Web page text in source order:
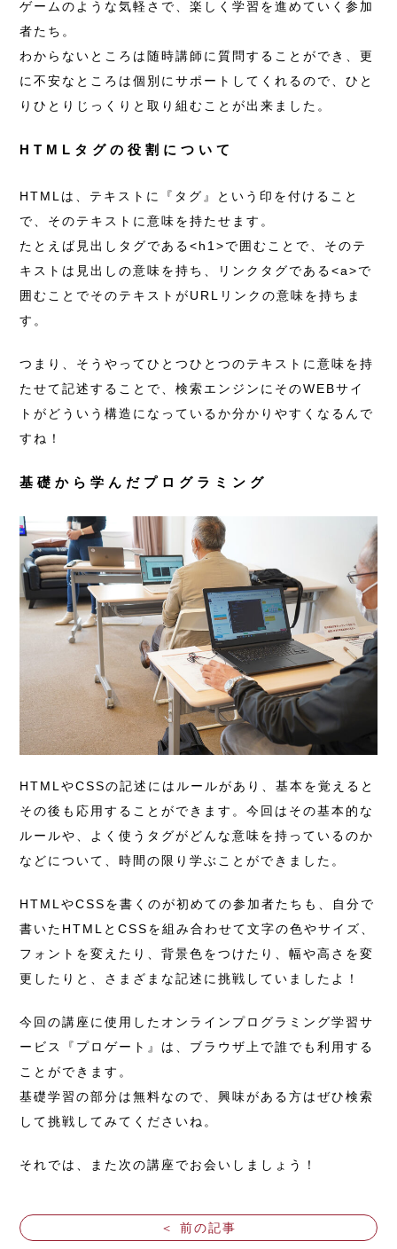
ゲームのような気軽さで、楽しく学習を進めていく参加
者たち。
わからないところは随時講師に質問することができ、更
に不安なところは個別にサポートしてくれるので、ひと
りひとりじっくりと取り組むことが出来ました。
HTMLタグの役割について
HTMLは、テキストに『タグ』という印を付けること
で、そのテキストに意味を持たせます。
たとえば見出しタグである<h1>で囲むことで、そのテ
キストは見出しの意味を持ち、リンクタグである<a>で
囲むことでそのテキストがURLリンクの意味を持ちま
す。
つまり、そうやってひとつひとつのテキストに意味を持
たせて記述することで、検索エンジンにそのWEBサイ
トがどういう構造になっているか分かりやすくなるんで
すね！
基礎から学んだプログラミング
HTMLやCSSの記述にはルールがあり、基本を覚えると
その後も応用することができます。今回はその基本的な
ルールや、よく使うタグがどんな意味を持っているのか
などについて、時間の限り学ぶことができました。
HTMLやCSSを書くのが初めての参加者たちも、自分で
書いたHTMLとCSSを組み合わせて文字の色やサイズ、
フォントを変えたり、背景色をつけたり、幅や高さを変
更したりと、さまざまな記述に挑戦していましたよ！
今回の講座に使用したオンラインプログラミング学習サ
ービス『プロゲート』は、ブラウザ上で誰でも利用する
ことができます。
基礎学習の部分は無料なので、興味がある方はぜひ検索
して挑戦してみてくださいね。
それでは、また次の講座でお会いしましょう！
＜ 前の記事